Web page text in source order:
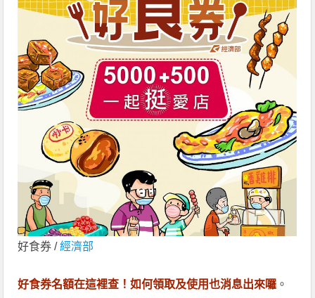
好食券 /經濟部
好食券名額在這裡查！如何領取及使用也消息出來囉 。